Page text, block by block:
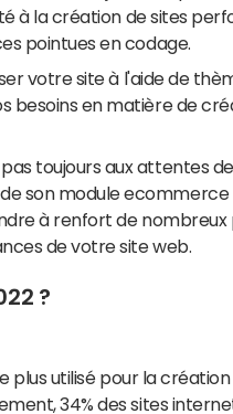
à la création de sites
pointues en codage.
votre site à l'aide de
besoins en matière de
toujours aux attentes
son module ecommerce
à renfort de
de votre site web.
?
plus utilisé pour la
34% des sites